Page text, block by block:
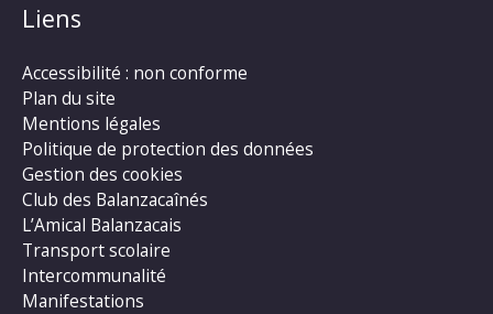
Liens
Accessibilité : non conforme
Plan du site
Mentions légales
Politique de protection des données
Gestion des cookies
Club des Balanzacaînés
L’Amical Balanzacais
Transport scolaire
Intercommunalité
Manifestations